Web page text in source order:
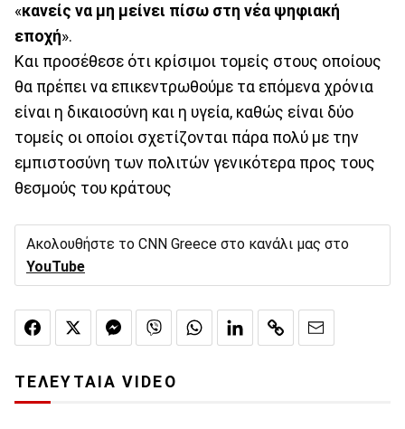
«κανείς να μη μείνει πίσω στη νέα ψηφιακή
εποχή».
Και προσέθεσε ότι κρίσιμοι τομείς στους οποίους
θα πρέπει να επικεντρωθούμε τα επόμενα χρόνια
είναι η δικαιοσύνη και η υγεία, καθώς είναι δύο
τομείς οι οποίοι σχετίζονται πάρα πολύ με την
εμπιστοσύνη των πολιτών γενικότερα προς τους
θεσμούς του κράτους
Ακολουθήστε το CNN Greece στο κανάλι μας στο
YouTube
ΤΕΛΕΥΤΑΙΑ VIDEO